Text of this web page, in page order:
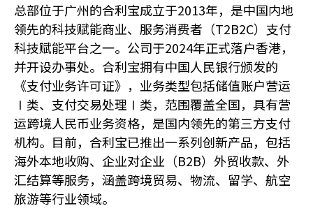
总部位于广州的合利宝成立于2013年，是中国内地
领先的科技赋能商业、服务消费者（T2B2C）支付
科技赋能平台之一。公司于2024年正式落户香港，
并开设办事处。合利宝拥有中国人民银行颁发的
《支付业务许可证》，业务类型包括储值账户营运
Ⅰ类、支付交易处理Ⅰ类，范围覆盖全国，具有营
运跨境人民币业务资格，是国内领先的第三方支付
机构。目前，合利宝已推出一系列创新产品，包括
海外本地收购、企业对企业（B2B）外贸收款、外
汇结算等服务，涵盖跨境贸易、物流、留学、航空
旅游等行业领域。